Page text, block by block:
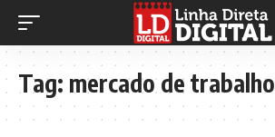
Tag: mercado de trabalho